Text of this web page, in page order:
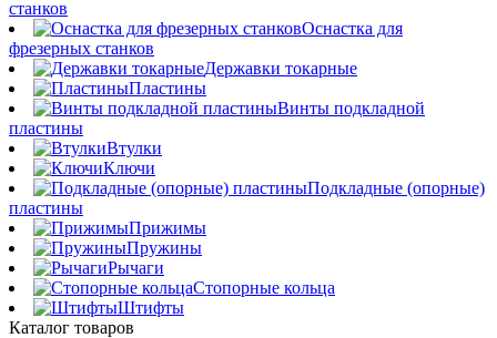
станков
Оснастка для
фрезерных станков
Державки токарные
Пластины
Винты подкладной
пластины
Втулки
Ключи
Подкладные (опорные)
пластины
Прижимы
Пружины
Рычаги
Стопорные кольца
Штифты
Каталог товаров